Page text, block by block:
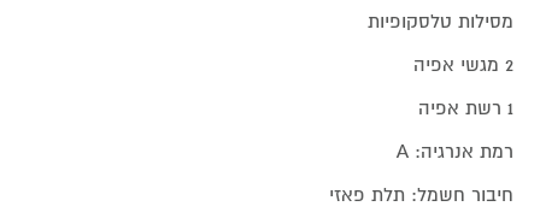
מסילות טלסקופיות
2 מגשי אפיה
1 רשת אפיה
רמת אנרגיה: A
‍חיבור חשמל: תלת פאזי